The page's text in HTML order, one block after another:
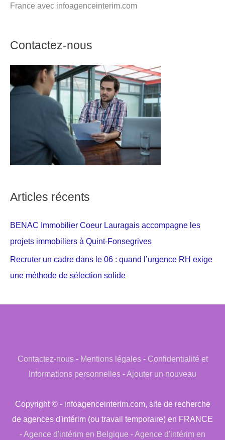
France avec infoagenceinterim.com
Contactez-nous
Articles récents
BENAC Immobilier Coeur Lauragais accompagne les
projets immobiliers à Quint-Fonsegrives
Recruter un cadre dans le 06 : quand l’urgence RH exige
une méthode de sélection solide
Contactez-nous- Mentions légales- Confidentialité et
Informations personnelles -Ajouter un nouveau
Copyright © - infoagenceinterim.com, site de recherche
de agences d'intérim (ou travail temporaire) en FRANCE
-Agence d'intérim en Belgique -Agence d'intérim en